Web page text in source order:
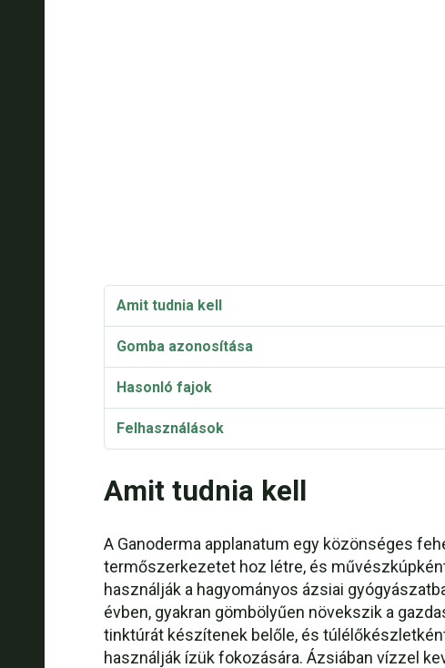
Amit tudnia kell
Gomba azonosítása
Hasonló fajok
Felhasználások
Recept: Ganoderma applanatum tea
Taxonómia és etimológia
Szinonimák és változatok
Amit tudnia kell
A Ganoderma applanatum egy közönséges
termőszerkezetet hoz létre, és
használják a hagyományos ázsiai
évben, gyakran gömbölyűen növekszik a
tinktúrát készítenek belőle, és
használják ízük fokozására. Ázsiában vízzel